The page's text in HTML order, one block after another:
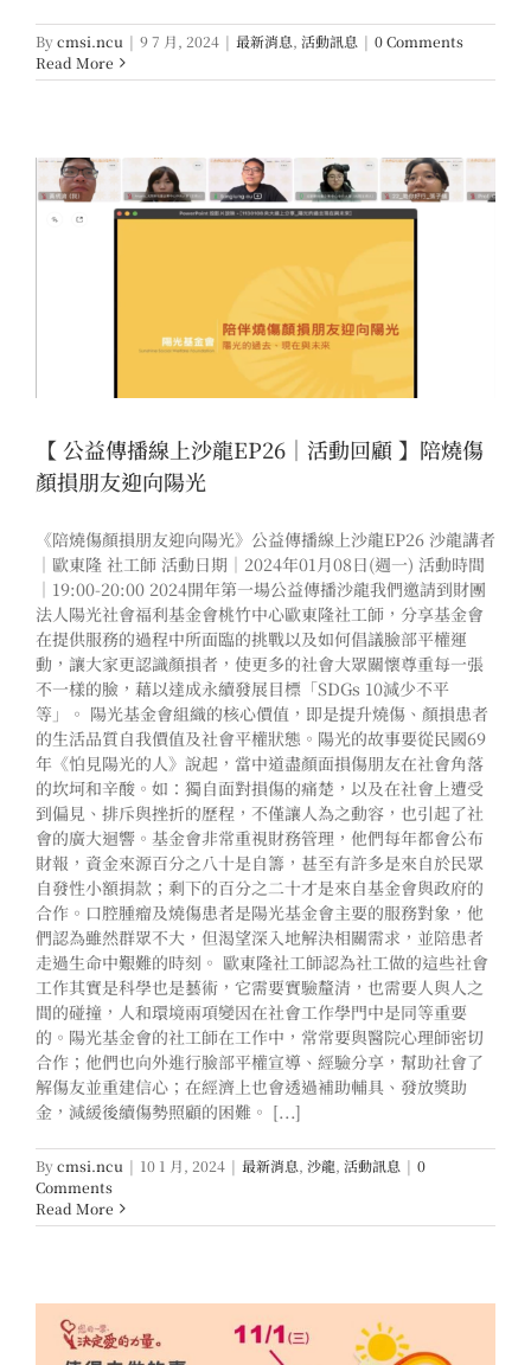
Bycmsi.ncu | 9 7 月, 2024 | 最新消息, 活動訊息 | 0 Comments
Read More
【 公益傳播線上沙龍EP26｜活動回顧 】陪燒傷
顏損朋友迎向陽光
《陪燒傷顏損朋友迎向陽光》公益傳播線上沙龍EP26 沙龍講者
｜歐東隆 社工師 活動日期｜2024年01月08日(週一) 活動時間
｜19:00-20:00 2024開年第一場公益傳播沙龍我們邀請到財團
法人陽光社會福利基金會桃竹中心歐東隆社工師，分享基金會
在提供服務的過程中所面臨的挑戰以及如何倡議臉部平權運
動，讓大家更認識顏損者，使更多的社會大眾關懷尊重每一張
不一樣的臉，藉以達成永續發展目標「SDGs 10減少不平
等」。 陽光基金會組織的核心價值，即是提升燒傷、顏損患者
的生活品質自我價值及社會平權狀態。陽光的故事要從民國69
年《怕見陽光的人》說起，當中道盡顏面損傷朋友在社會角落
的坎坷和辛酸。如：獨自面對損傷的痛楚，以及在社會上遭受
到偏見、排斥與挫折的歷程，不僅讓人為之動容，也引起了社
會的廣大迴響。基金會非常重視財務管理，他們每年都會公布
財報，資金來源百分之八十是自籌，甚至有許多是來自於民眾
自發性小額捐款；剩下的百分之二十才是來自基金會與政府的
合作。口腔腫瘤及燒傷患者是陽光基金會主要的服務對象，他
們認為雖然群眾不大，但渴望深入地解決相關需求，並陪患者
走過生命中艱難的時刻。 歐東隆社工師認為社工做的這些社會
工作其實是科學也是藝術，它需要實驗釐清，也需要人與人之
間的碰撞，人和環境兩項變因在社會工作學門中是同等重要
的。陽光基金會的社工師在工作中，常常要與醫院心理師密切
合作；他們也向外進行臉部平權宣導、經驗分享，幫助社會了
解傷友並重建信心；在經濟上也會透過補助輔具、發放獎助
金，減緩後續傷勢照顧的困難。 [...]
Bycmsi.ncu | 10 1 月, 2024 | 最新消息, 沙龍, 活動訊息 | 0
Comments
Read More